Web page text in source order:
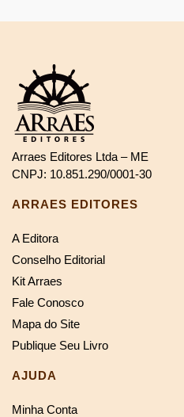
Arraes Editores Ltda – ME
CNPJ: 10.851.290/0001-30
ARRAES EDITORES
A Editora
Conselho Editorial
Kit Arraes
Fale Conosco
Mapa do Site
Publique Seu Livro
AJUDA
Minha Conta